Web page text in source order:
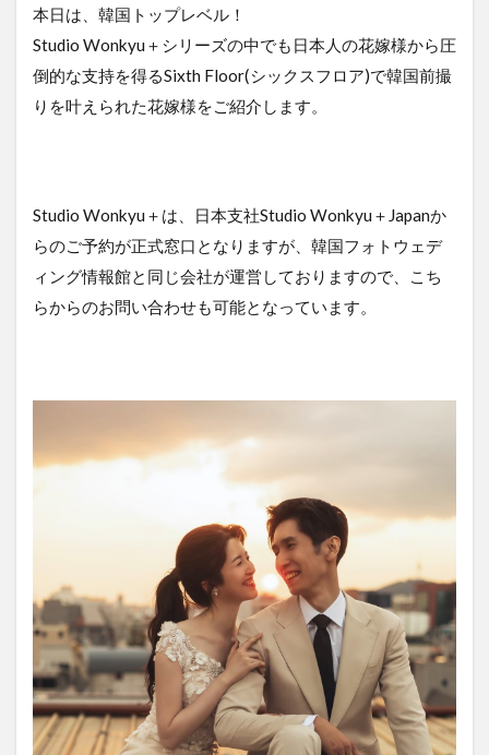
本日は、韓国トップレベル！
Studio Wonkyu＋シリーズの中でも日本人の花嫁様から圧
倒的な支持を得るSixth Floor(シックスフロア)で韓国前撮
りを叶えられた花嫁様をご紹介します。
Studio Wonkyu＋は、日本支社Studio Wonkyu＋Japanか
らのご予約が正式窓口となりますが、韓国フォトウェデ
ィング情報館と同じ会社が運営しておりますので、こち
らからのお問い合わせも可能となっています。